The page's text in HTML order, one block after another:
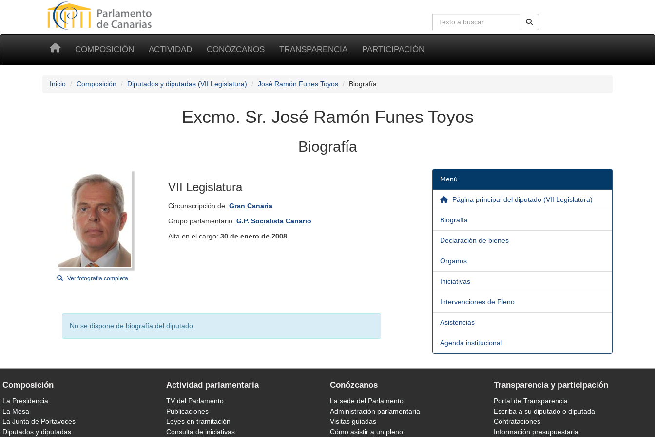
COMPOSICIÓN ACTIVIDAD CONÓZCANOS TRANSPARENCIA PARTICIPACIÓN
Inicio Composición Diputados y diputadas (VII Legislatura) José Ramón Funes Toyos Biografía
Excmo. Sr. José Ramón Funes Toyos
Biografía
Ver fotografía completa
VII Legislatura
Circunscripción de:Gran Canaria
Grupo parlamentario:G.P. Socialista Canario
Alta en el cargo:30 de enero de 2008
No se dispone de biografía del diputado.
Menú
Página principal del diputado (VII Legislatura)
Biografía
Declaración de bienes
Órganos
Iniciativas
Intervenciones de Pleno
Asistencias
Agenda institucional
Composición
La Presidencia
La Mesa
La Junta de Portavoces
Diputados y diputadas
Actividad parlamentaria
TV del Parlamento
Publicaciones
Leyes en tramitación
Consulta de iniciativas
Conózcanos
La sede del Parlamento
Administración parlamentaria
Visitas guiadas
Cómo asistir a un pleno
Transparencia y participación
Portal de Transparencia
Escriba a su diputado o diputada
Contrataciones
Información presupuestaria